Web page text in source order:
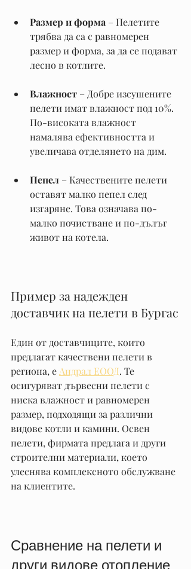
Размер и форма – Пелетите
трябва да са с равномерен
размер и форма, за да се подават
лесно в котлите.
Влажност – Добре изсушените
пелети имат влажност под 10%.
По-високата влажност
намалява ефективността и
увеличава отделянето на дим.
Пепел – Качествените пелети
оставят малко пепел след
изгаряне. Това означава по-
малко почистване и по-дълъг
живот на котела.
Пример за надежден
доставчик на пелети в Бургас
Един от доставчиците, които
предлагат качествени пелети в
региона, е Андрал ЕООД. Те
осигуряват дървесни пелети с
ниска влажност и равномерен
размер, подходящи за различни
видове котли и камини. Освен
пелети, фирмата предлага и други
строителни материали, което
улеснява комплексното обслужване
на клиентите.
Сравнение на пелети и
други видове отопление